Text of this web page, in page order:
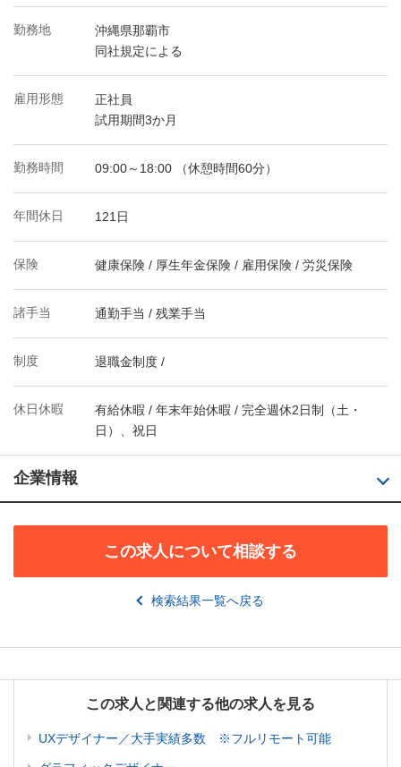
勤務地
沖縄県那覇市
同社規定による
雇用形態
正社員
試用期間3か月
勤務時間 09:00～18:00 （休憩時間60分）
年間休日 121日
保険 健康保険 / 厚生年金保険 / 雇用保険 / 労災保険
諸手当 通勤手当 / 残業手当
制度 退職金制度 /
休日休暇
有給休暇 / 年末年始休暇 / 完全週休2日制（土・
日）、祝日
企業情報
この求人について相談する
検索結果一覧へ戻る
この求人と関連する他の求人を見る
UXデザイナー／大手実績多数 ※フルリモート可能